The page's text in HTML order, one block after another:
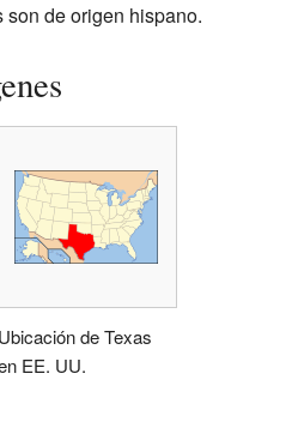
de origen hispano.
Ubicación de Texas
EE. UU.